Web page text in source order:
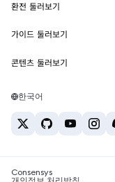
MetaMask Connect
Snaps
웹3 서비스
보안
고객 지원
채용
이더리움 가격
솔라나 가격
테더 가격
환전 둘러보기
ETH를 USD로 환전
USDT를 INR로 환전
BTC를 INR로 환전
ETH를 USDT로 환전
가이드 둘러보기
ETH 매수
USDT 매수
SHIB 매수
콘텐츠 둘러보기
솔라나 지갑
암호화폐 세금 뉴스
한국어
Consensys